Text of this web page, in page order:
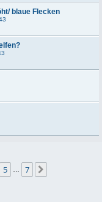
blaue Flecken
5 7